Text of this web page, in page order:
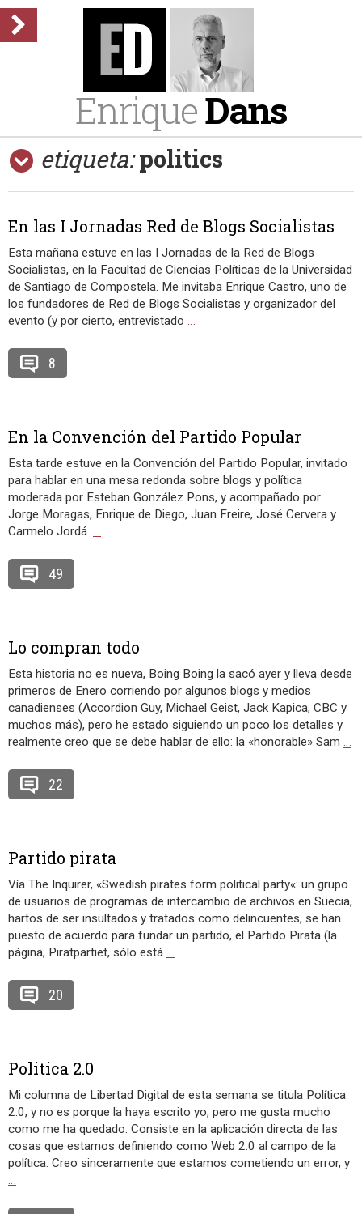
EnriqueDans
etiqueta: politics
En las I Jornadas Red de Blogs Socialistas
Esta mañana estuve en las I Jornadas de la Red de Blogs
Socialistas, en la Facultad de Ciencias Políticas de la Universidad
de Santiago de Compostela. Me invitaba Enrique Castro, uno de
los fundadores de Red de Blogs Socialistas y organizador del
evento (y por cierto, entrevistado …
8
En la Convención del Partido Popular
Esta tarde estuve en la Convención del Partido Popular, invitado
para hablar en una mesa redonda sobre blogs y política
moderada por Esteban González Pons, y acompañado por
Jorge Moragas, Enrique de Diego, Juan Freire, José Cervera y
Carmelo Jordá. …
49
Lo compran todo
Esta historia no es nueva, Boing Boing la sacó ayer y lleva desde
primeros de Enero corriendo por algunos blogs y medios
canadienses (Accordion Guy, Michael Geist, Jack Kapica, CBC y
muchos más), pero he estado siguiendo un poco los detalles y
realmente creo que se debe hablar de ello: la «honorable» Sam …
22
Partido pirata
Vía The Inquirer, «Swedish pirates form political party«: un grupo
de usuarios de programas de intercambio de archivos en Suecia,
hartos de ser insultados y tratados como delincuentes, se han
puesto de acuerdo para fundar un partido, el Partido Pirata (la
página, Piratpartiet, sólo está …
20
Politica 2.0
Mi columna de Libertad Digital de esta semana se titula Política
2.0, y no es porque la haya escrito yo, pero me gusta mucho
como me ha quedado. Consiste en la aplicación directa de las
cosas que estamos definiendo como Web 2.0 al campo de la
política. Creo sinceramente que estamos cometiendo un error, y
…